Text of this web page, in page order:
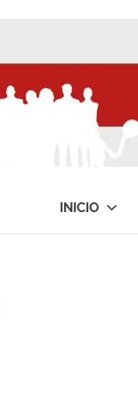
INICIO